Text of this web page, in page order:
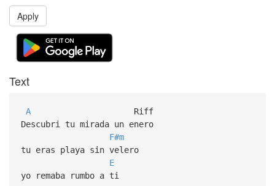
Apply
Text
ARiff
Descubri tu mirada un enero
F#m
tu eras playa sin velero
E
yo remaba rumbo a ti